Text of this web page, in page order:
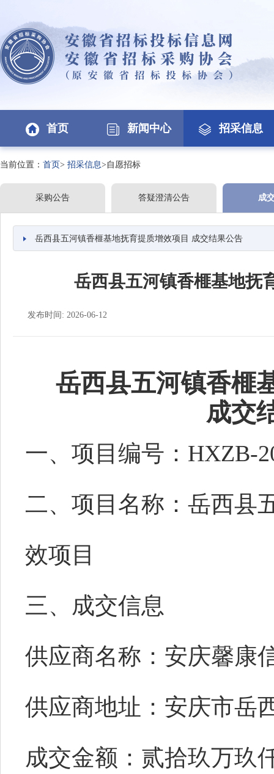
首页 新闻中心 招采信息
当前位置： 首页> 招采信息>自愿招标
采购公告 答疑澄清公告 成
岳西县五河镇香榧基地抚育提质增效项目 成交结果公告
岳西县五河镇香榧基地抚
发布时间: 2026-06-12
岳西县五河镇香榧
成交
一、 项目编号 ： HXZB-
二、 项目名称： 岳西县
效项目
三、成交信息
供应商名称： 安庆馨康
供应商地址： 安庆市岳
成交金额 ：贰拾玖万玖